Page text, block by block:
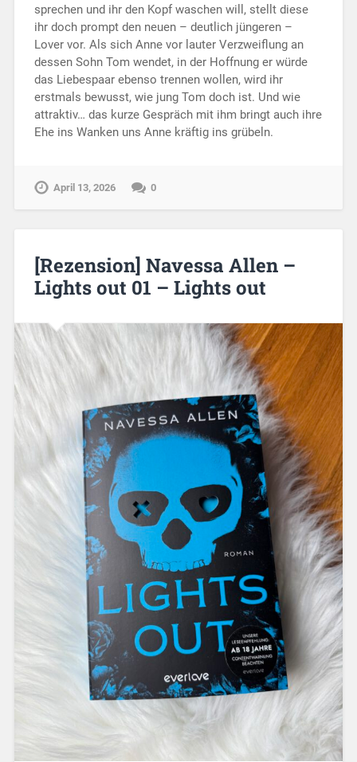
sprechen und ihr den Kopf waschen will, stellt diese
ihr doch prompt den neuen – deutlich jüngeren –
Lover vor. Als sich Anne vor lauter Verzweiflung an
dessen Sohn Tom wendet, in der Hoffnung er würde
das Liebespaar ebenso trennen wollen, wird ihr
erstmals bewusst, wie jung Tom doch ist. Und wie
attraktiv… das kurze Gespräch mit ihm bringt auch ihre
Ehe ins Wanken uns Anne kräftig ins grübeln.
April 13, 2026 0
[Rezension] Navessa Allen –
Lights out 01 – Lights out